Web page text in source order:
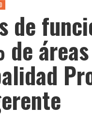
de